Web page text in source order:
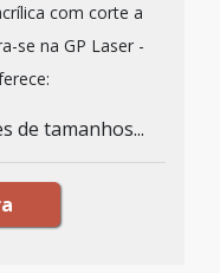
com corte a
se na GP Laser -
de tamanhos...